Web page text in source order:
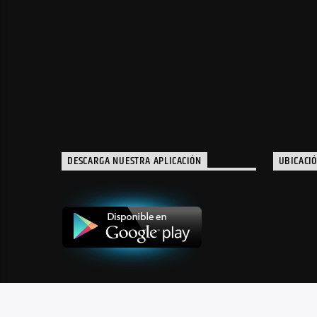
DESCARGA NUESTRA APLICACIÓN